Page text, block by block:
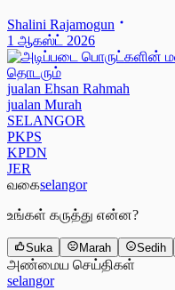
Shalini Rajamogun
1 ஆகஸ்ட் 2026
jualan Ehsan Rahmah
jualan Murah
SELANGOR
PKPS
KPDN
JER
வகைselangor
உங்கள் கருத்து என்ன?
Suka Marah Sedih
அண்மைய செய்திகள்
selangor